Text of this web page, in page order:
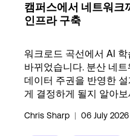
캠퍼스에서 네트워크
인프라 구축
워크로드 곡선에서 AI
바뀌었습니다. 분산 네
데이터 주권을 반영한
게 결정하게 될지 알아보
Chris Sharp | 06 July 2026